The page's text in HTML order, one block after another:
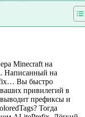
Minecraft на
Написанный на
Вы быстро
ваших привилегий в
префиксы и
Тогда